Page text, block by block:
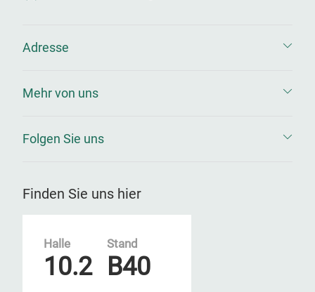
Adresse
Mehr von uns
Folgen Sie uns
Finden Sie uns hier
Halle
10.2
Stand
B40